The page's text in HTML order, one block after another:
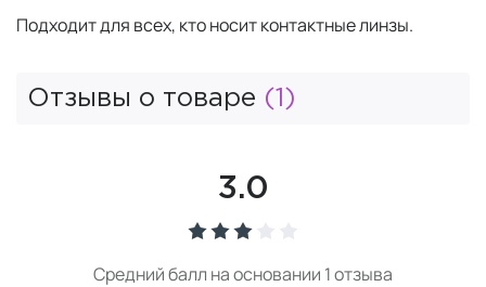
Подходит для всех, кто носит контактные линзы.
Отзывы о товаре (1)
3.0
Средний балл на основании 1 отзыва